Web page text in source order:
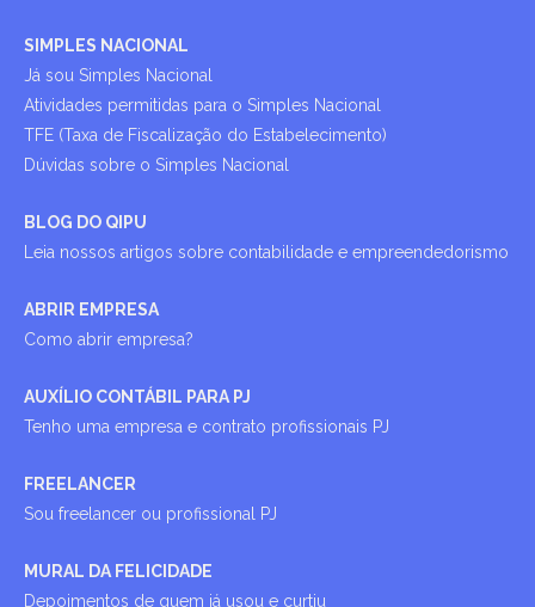
SIMPLES NACIONAL
Já sou Simples Nacional
Atividades permitidas para o Simples Nacional
TFE (Taxa de Fiscalização do Estabelecimento)
Dúvidas sobre o Simples Nacional
BLOG DO QIPU
Leia nossos artigos sobre contabilidade e empreendedorismo
ABRIR EMPRESA
Como abrir empresa?
AUXÍLIO CONTÁBIL PARA PJ
Tenho uma empresa e contrato profissionais PJ
FREELANCER
Sou freelancer ou profissional PJ
MURAL DA FELICIDADE
Depoimentos de quem já usou e curtiu